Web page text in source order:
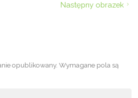
Następny obrazek
opublikowany. Wymagane pola są